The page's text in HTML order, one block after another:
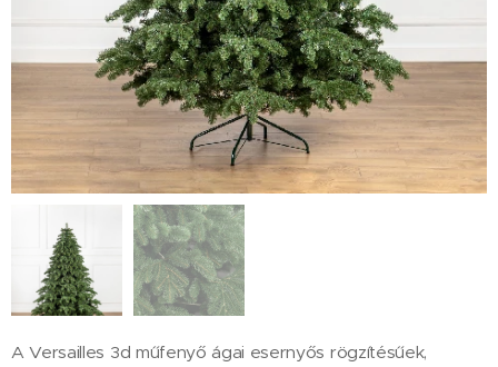
A Versailles 3d műfenyő ágai esernyős rögzítésűek,